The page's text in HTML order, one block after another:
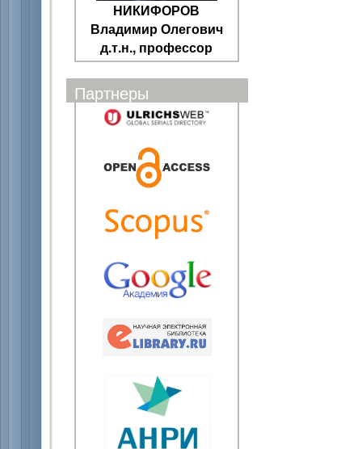
НИКИФОРОВ
Владимир Олегович
д.т.н., профессор
Партнеры